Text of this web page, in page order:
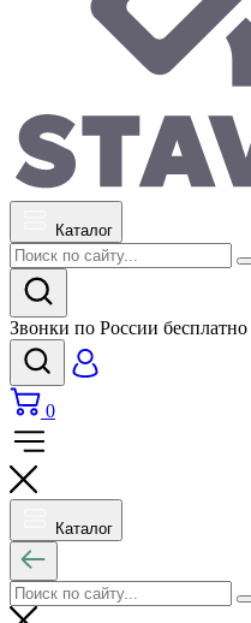
Каталог
Звонки по России бесплатно
0
Каталог